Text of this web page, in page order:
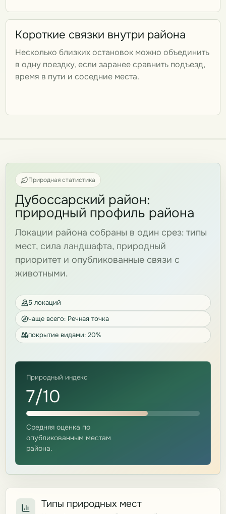
Короткие связки внутри района
Несколько близких остановок можно объединить
в одну поездку, если заранее сравнить подъезд,
время в пути и соседние места.
Природная статистика
Дубоссарский район:
природный профиль района
Локации района собраны в один срез: типы
мест, сила ландшафта, природный
приоритет и опубликованные связи с
животными.
5 локаций
чаще всего: Речная точка
покрытие видами: 20%
Природный индекс
7/10
Средняя оценка по
опубликованным местам
района.
Типы природных мест